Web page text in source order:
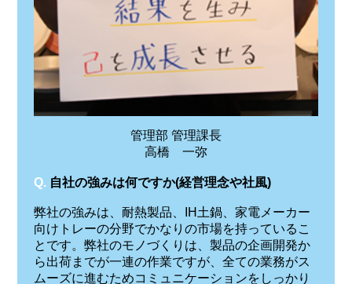
管理部 管理課長
高橋 一弥
Q. 自社の強みは何ですか(経営理念や社風)
弊社の強みは、耐熱製品、IH土鍋、家電メーカー
向けトレーの分野でかなりの市場を持っているこ
とです。弊社のモノづくりは、製品の企画開発か
ら出荷までが一連の作業ですが、全ての業務がス
ムーズに進むためコミュニケーションをしっかり